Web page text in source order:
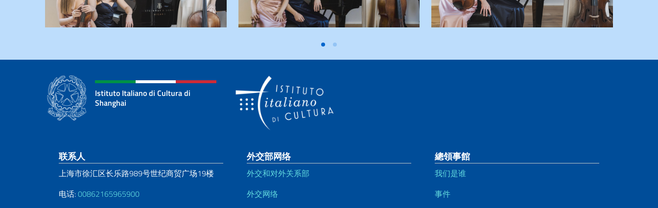
Istituto Italiano di Cultura di
Shanghai
页脚部分
联系人
上海市徐汇区长乐路989号世纪商贸广场19楼
电话:00862165965900
外交部网络
外交和对外关系部
外交网络
總領事館
我们是谁
事件